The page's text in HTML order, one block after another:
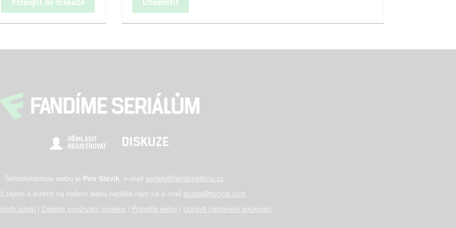
PŘIHLÁSIT
REGISTROVAT
DISKUZE
Šéfredaktorkou webu je Petr Slavík, e-mail serialy@fandimefilmu.cz
zájem o inzerci na našem webu napište nám na e-mail studio@koncal.com
údajů
Zásady používání cookies Pravidla webu Upravit nastavení soukromí